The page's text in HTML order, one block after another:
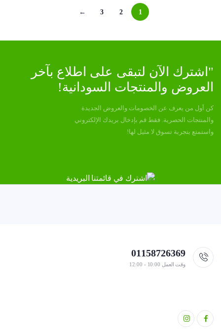
1
2
3
←
"اشترك الآن لتبقى على اطلاع بآخر
العروض والمنتجات السودانية!
كن أول من يعرف عن الخصومات والعروض الجديدة
والمنتجات الحصرية. فقط قم بإدخال بريدك الإلكتروني
واستمتع بتجربة تسوق لا مثيل لها!
01158726369
وقت العمل 10:00 - 12:00